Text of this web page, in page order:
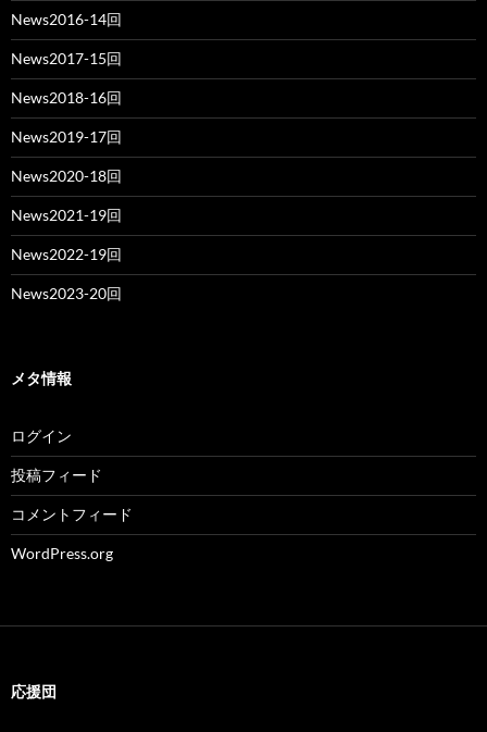
News2016-14回
News2017-15回
News2018-16回
News2019-17回
News2020-18回
News2021-19回
News2022-19回
News2023-20回
メタ情報
ログイン
投稿フィード
コメントフィード
WordPress.org
応援団